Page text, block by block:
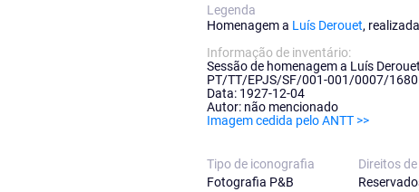
Legenda
Homenagem a Luís Derouet,
Informação de inventário:
Sessão de homenagem a Luís
PT/TT/EPJS/SF/001-001/0007/
Data: 1927-12-04
Autor: não mencionado
Imagem cedida pelo ANTT >>
Tipo de iconografia
Fotografia P&B
Direitos